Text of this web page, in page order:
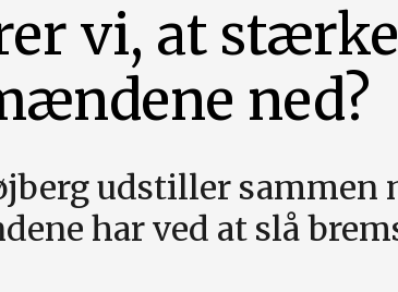
vi, at
ned?
udstiller
har ved at slå